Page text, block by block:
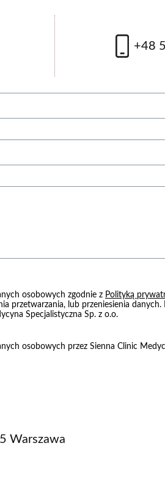
zobacz więcej +48
osobowych zgodnie z Polityką
przetwarzania, lub przeniesienia
Specjalistyczna Sp. z o.o.
osobowych przez Sienna Clinic
Warszawa